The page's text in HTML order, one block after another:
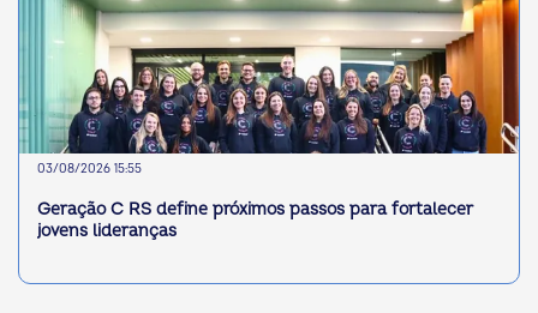
03/08/2026 15:55
Geração C RS define próximos passos para fortalecer
jovens lideranças